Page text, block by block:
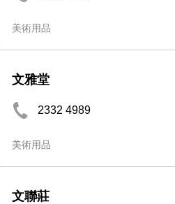
美術用品
文雅堂
2332 4989
美術用品
文聯莊